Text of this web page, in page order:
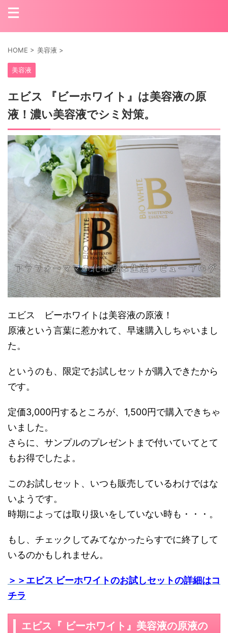
HOME > 美容液 >
美容液
エビス 『ビーホワイト』は美容液の原
液！濃い美容液でシミ対策。
エビス ビーホワイトは美容液の原液！
原液という言葉に惹かれて、早速購入しちゃいまし
た。
というのも、限定でお試しセットが購入できたから
です。
定価3,000円するところが、1,500円で購入できちゃ
いました。
さらに、サンプルのプレゼントまで付いていてとて
もお得でしたよ。
このお試しセット、いつも販売しているわけではな
いようです。
時期によっては取り扱いをしていない時も・・・。
もし、チェックしてみてなかったらすでに終了して
いるのかもしれません。
＞＞エビス ビーホワイトのお試しセットの詳細はコ
チラ
エビス『 ビーホワイト』美容液の原液の